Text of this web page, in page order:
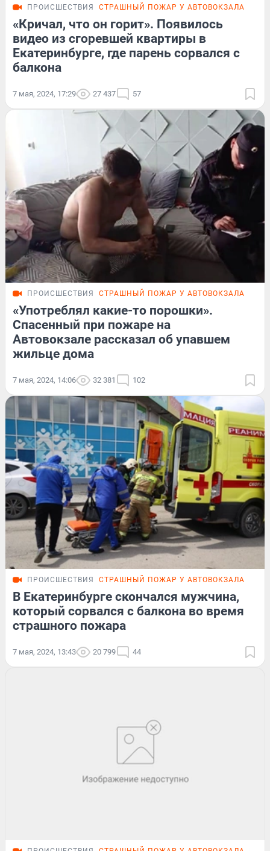
ПРОИСШЕСТВИЯ СТРАШНЫЙ ПОЖАР У АВТОВОКЗАЛА
«Кричал, что он горит». Появилось
видео из сгоревшей квартиры в
Екатеринбурге, где парень сорвался с
балкона
7 мая, 2024, 17:29 27 437 57
ПРОИСШЕСТВИЯ СТРАШНЫЙ ПОЖАР У АВТОВОКЗАЛА
«Употреблял какие-то порошки».
Спасенный при пожаре на
Автовокзале рассказал об упавшем
жильце дома
7 мая, 2024, 14:06 32 381 102
ПРОИСШЕСТВИЯ СТРАШНЫЙ ПОЖАР У АВТОВОКЗАЛА
В Екатеринбурге скончался мужчина,
который сорвался с балкона во время
страшного пожара
7 мая, 2024, 13:43 20 799 44